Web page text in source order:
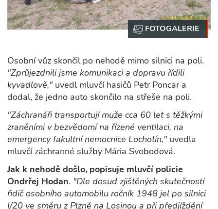
Osobní vůz skončil po nehodě mimo silnici na poli.
"Zprůjezdnili jsme komunikaci a dopravu řídili
kyvadlově," uvedl mluvčí hasičů Petr Poncar a
dodal, že jedno auto skončilo na střeše na poli.
"Záchranáři transportují muže cca 60 let s těžkými
zraněními v bezvědomí na řízené ventilaci, na
emergency fakultní nemocnice Lochotín," uvedla
mluvčí záchranné služby Mária Svobodová.
Jak k nehodě došlo, popisuje mluvčí policie
Ondrřej Hodan. "Dle dosud zjištěných skutečností
řidič osobního automobilu ročník 1948 jel po silnici
I/20 ve směru z Plzně na Losinou a při předjíždění